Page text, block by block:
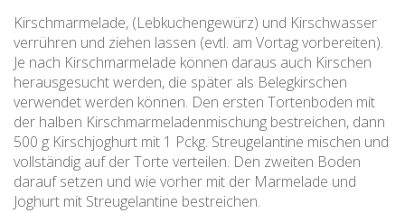
Kirschmarmelade, (Lebkuchengewürz) und Kirschwasser
verrühren und ziehen lassen (evtl. am Vortag vorbereiten).
Je nach Kirschmarmelade können daraus auch Kirschen
herausgesucht werden, die später als Belegkirschen
verwendet werden können. Den ersten Tortenboden mit
der halben Kirschmarmeladenmischung bestreichen, dann
500 g Kirschjoghurt mit 1 Pckg. Streugelantine mischen und
vollständig auf der Torte verteilen. Den zweiten Boden
darauf setzen und wie vorher mit der Marmelade und
Joghurt mit Streugelantine bestreichen.